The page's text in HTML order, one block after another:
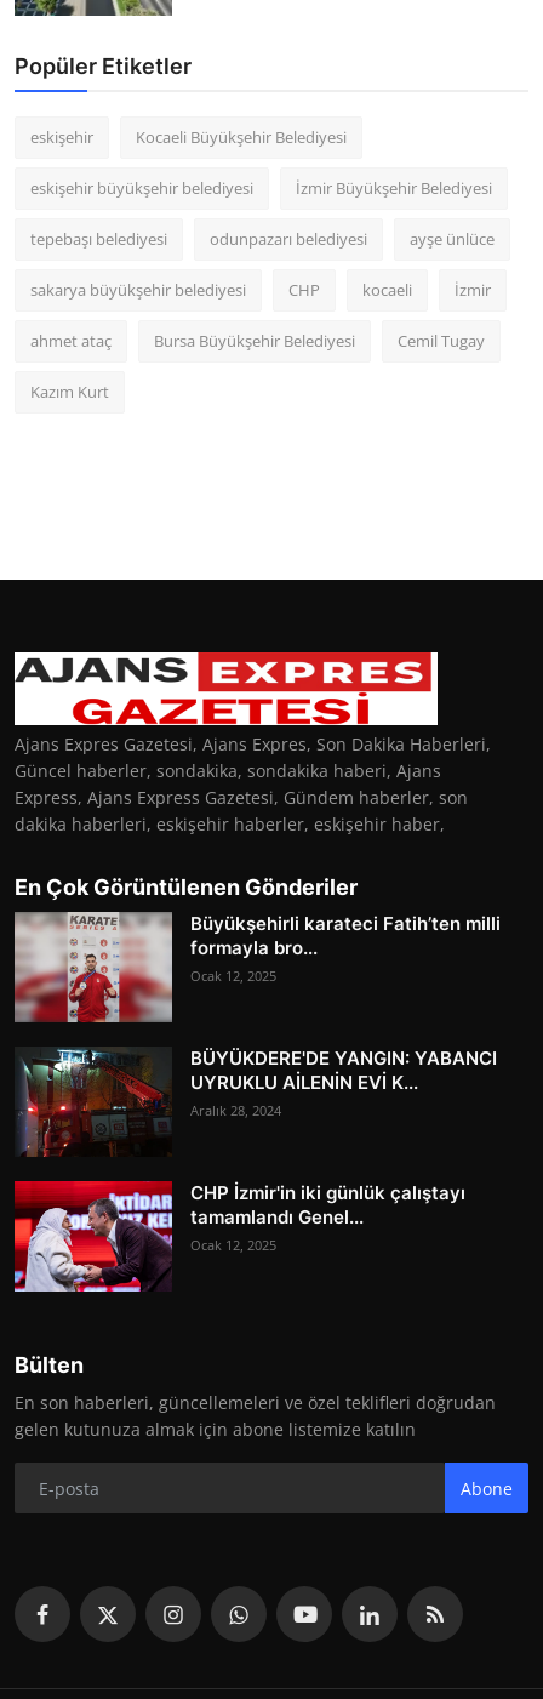
Popüler Etiketler
eskişehir Kocaeli Büyükşehir Belediyesi
eskişehir büyükşehir belediyesi İzmir Büyükşehir Belediyesi
tepebaşı belediyesi odunpazarı belediyesi ayşe ünlüce
sakarya büyükşehir belediyesi CHP kocaeli İzmir
ahmet ataç Bursa Büyükşehir Belediyesi Cemil Tugay
Kazım Kurt
Ajans Expres Gazetesi, Ajans Expres, Son Dakika Haberleri,
Güncel haberler, sondakika, sondakika haberi, Ajans
Express, Ajans Express Gazetesi, Gündem haberler, son
dakika haberleri, eskişehir haberler, eskişehir haber,
En Çok Görüntülenen Gönderiler
Büyükşehirli karateci Fatih’ten milli
formayla bro...
Ocak 12, 2025
BÜYÜKDERE'DE YANGIN: YABANCI
UYRUKLU AİLENİN EVİ K...
Aralık 28, 2024
CHP İzmir'in iki günlük çalıştayı
tamamlandı Genel...
Ocak 12, 2025
Bülten
En son haberleri, güncellemeleri ve özel teklifleri doğrudan
gelen kutunuza almak için abone listemize katılın
Abone